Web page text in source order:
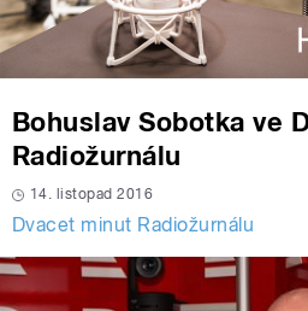
Bohuslav Sobotka ve
Radiožurnálu
14. listopad 2016
Dvacet minut Radiožurnálu